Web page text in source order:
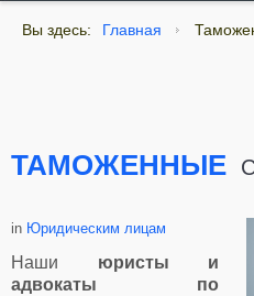
Вы здесь: Главная
ТАМОЖЕННЫЕ
in Юридическим лицам
Наши юристы и
адвокаты по